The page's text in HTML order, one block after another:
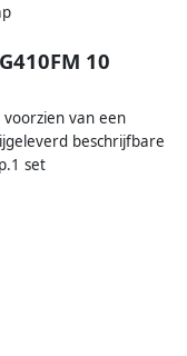
10
voorzien van een
beschrijfbare
set